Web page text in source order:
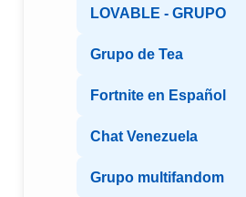
LOVABLE - GRUPO
Grupo de Tea
Fortnite en Español
Chat Venezuela
Grupo multifandom